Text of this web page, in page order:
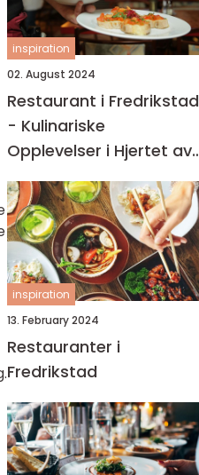
inspiration
02. August 2024
Restaurant i Fredrikstad
- Kulinariske
Opplevelser i Hjertet av
Østfold
inspiration
13. February 2024
Restauranter i
Fredrikstad